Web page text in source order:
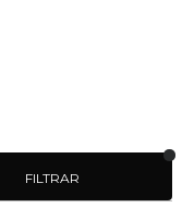
FILTRAR